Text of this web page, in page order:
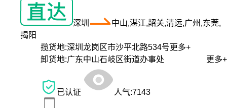
深圳
中山,湛江,韶关,清远,广州,东莞,
揭阳
揽货地:深圳龙岗区市沙平北路534号更多+
卸货地:广东中山石岐区街道办事处 更多+
已认证 人气:7143